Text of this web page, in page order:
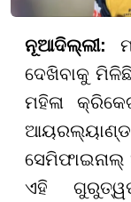
ନୂଆଦିଲ୍ଲୀ:
ଦେଖିବାକୁ
ମହିଳା
ଏହି